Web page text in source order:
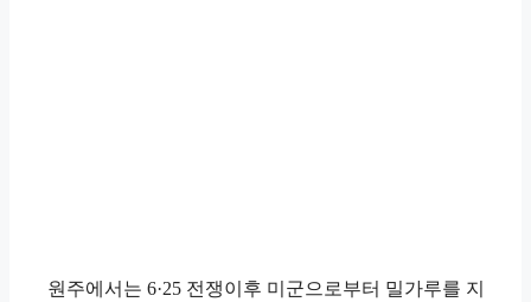
원주에서는 6·25 전쟁이후 미군으로부터 밀가루를 지